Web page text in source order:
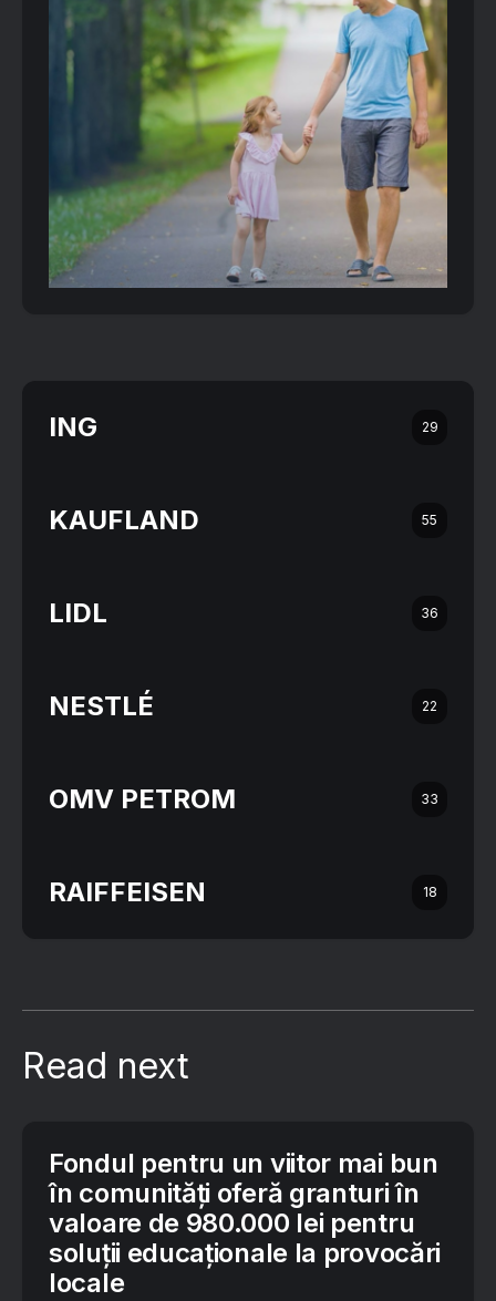
ING 29
KAUFLAND 55
LIDL 36
NESTLÉ 22
OMV PETROM 33
RAIFFEISEN 18
Read next
Fondul pentru un viitor mai bun
în comunități oferă granturi în
valoare de 980.000 lei pentru
soluții educaționale la provocări
locale